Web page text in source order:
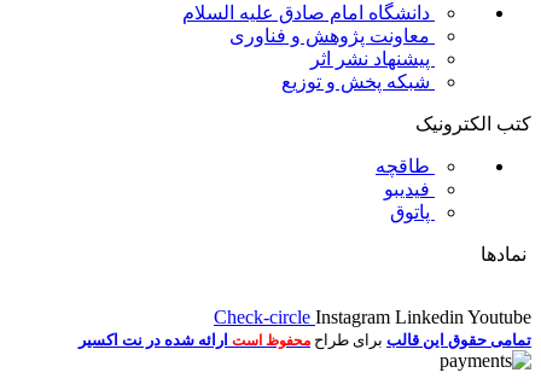
دانشگاه امام صادق علیه السلام
معاونت پژوهش و فناوری
پیشنهاد نشر اثر
شبکه پخش و توزیع
کتب الکترونیک
طاقچه
فیدیبو
پاتوق
نمادها
Check-circle Instagram Linkedin Youtube
تمامی حقوق این قالب برای طراح محفوظ است ارائه شده در نت اکسیر